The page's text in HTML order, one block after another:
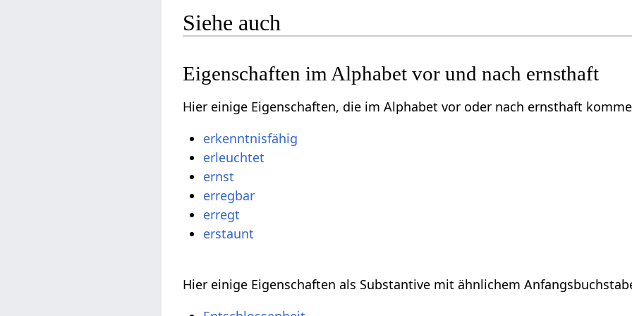
Siehe auch
Eigenschaften im Alphabet vor und nach ernsthaft
Hier einige Eigenschaften, die im Alphabet vor oder nach ernsthaft
erkenntnisfähig
erleuchtet
ernst
erregbar
erregt
erstaunt
Hier einige Eigenschaften als Substantive mit ähnlichem